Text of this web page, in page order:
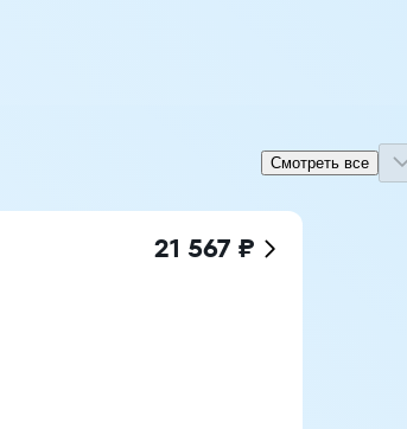
Смотреть все
21 567 ₽